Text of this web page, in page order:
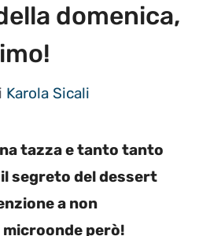
domenica,
Karola Sicali
tazza e tanto tanto
segreto del dessert
a non
però!